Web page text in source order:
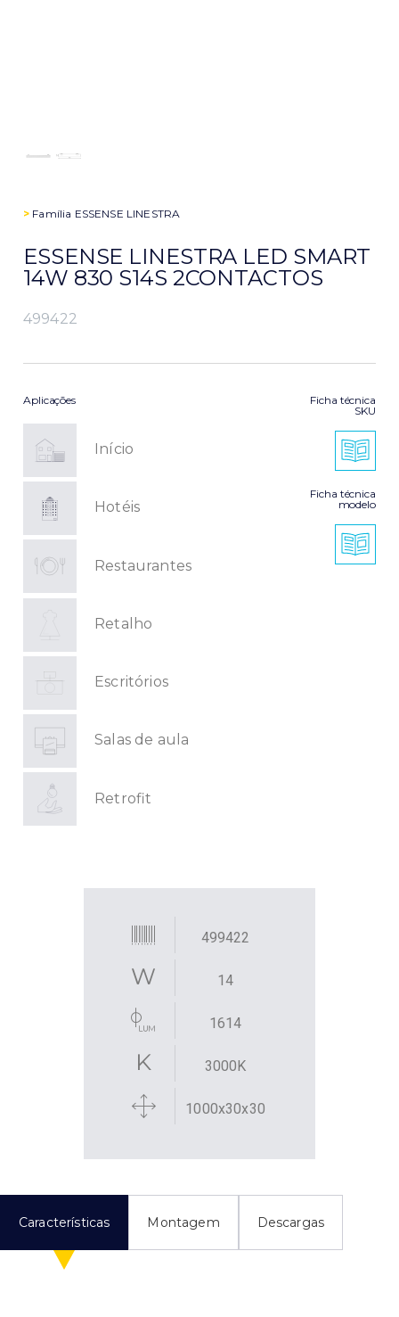
> Família ESSENSE LINESTRA
ESSENSE LINESTRA LED SMART
14W 830 S14S 2CONTACTOS
499422
Aplicações
Início
Hotéis
Restaurantes
Retalho
Escritórios
Salas de aula
Retrofit
Ficha técnica
SKU
Ficha técnica
modelo
499422
14
1614
3000K
1000x30x30
Características Montagem Descargas